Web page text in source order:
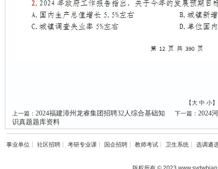
【 大 中 小
上一篇： 2024福建漳州龙睿集团招聘32人综合基础知
识真题题库资料
下一篇： 2024
事业单位 ┊ 社区招聘 ┊ 考研专业课 ┊ 国企招聘 ┊ 教师考试 ┊ 卫生系统 ┊ 选调遴